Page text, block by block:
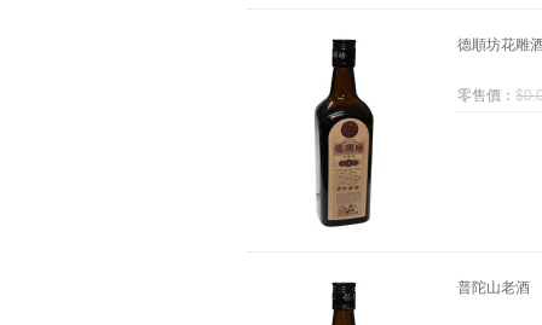
德順坊花雕
零售價： $
普陀山老酒